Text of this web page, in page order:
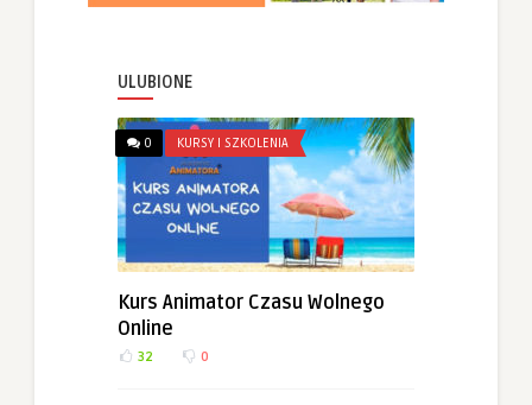
ULUBIONE
0 KURSY I SZKOLENIA
Kurs Animator Czasu Wolnego
Online
32 0